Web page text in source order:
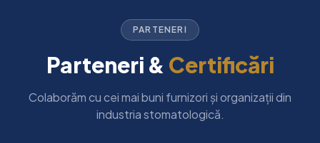
PARTENERI
Parteneri & Certificări
Colaborăm cu cei mai buni furnizori și organizații din
industria stomatologică.